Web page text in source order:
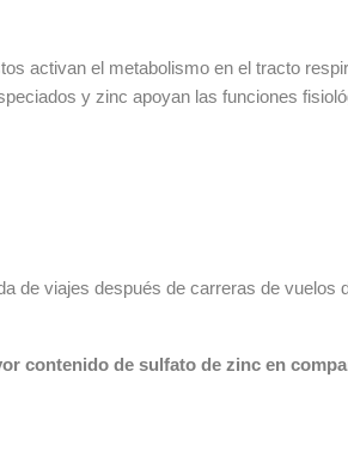
activan el metabolismo en el tracto
y zinc apoyan las funciones
de viajes después de carreras de vuelos
contenido de sulfato de zinc en